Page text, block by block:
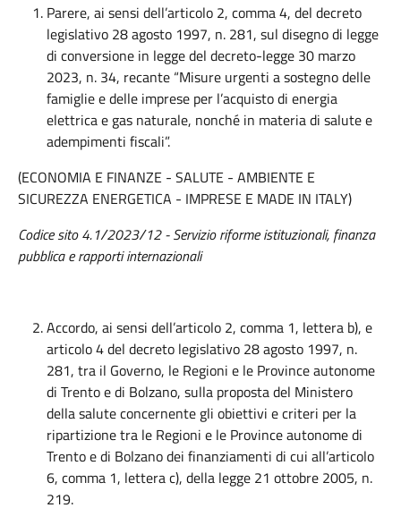
Parere, ai sensi dell’articolo 2, comma 4, del decreto
legislativo 28 agosto 1997, n. 281, sul disegno di legge
di conversione in legge del decreto-legge 30 marzo
2023, n. 34, recante “Misure urgenti a sostegno delle
famiglie e delle imprese per l’acquisto di energia
elettrica e gas naturale, nonché in materia di salute e
adempimenti fiscali”.
(ECONOMIA E FINANZE - SALUTE - AMBIENTE E
SICUREZZA ENERGETICA - IMPRESE E MADE IN ITALY)
Codice sito 4.1/2023/12 - Servizio riforme istituzionali, finanza
pubblica e rapporti internazionali
Accordo, ai sensi dell’articolo 2, comma 1, lettera b), e
articolo 4 del decreto legislativo 28 agosto 1997, n.
281, tra il Governo, le Regioni e le Province autonome
di Trento e di Bolzano, sulla proposta del Ministero
della salute concernente gli obiettivi e criteri per la
ripartizione tra le Regioni e le Province autonome di
Trento e di Bolzano dei finanziamenti di cui all’articolo
6, comma 1, lettera c), della legge 21 ottobre 2005, n.
219.